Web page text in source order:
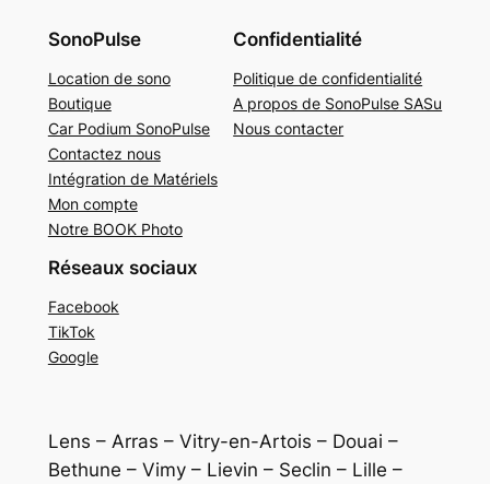
SonoPulse
Location de sono
Boutique
Car Podium SonoPulse
Contactez nous
Intégration de Matériels
Mon compte
Notre BOOK Photo
Confidentialité
Politique de confidentialité
A propos de SonoPulse SASu
Nous contacter
Réseaux sociaux
Facebook
TikTok
Google
Lens – Arras – Vitry-en-Artois – Douai –
Bethune – Vimy – Lievin – Seclin – Lille –